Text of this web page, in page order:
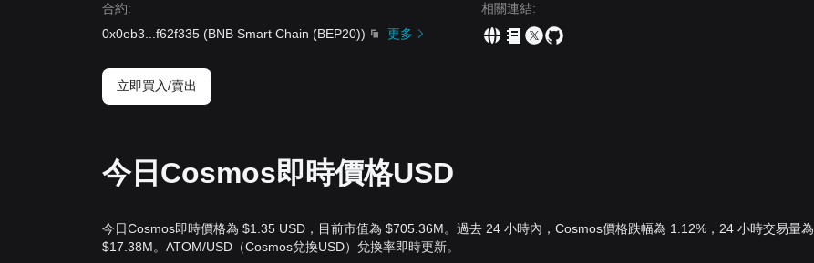
合約:
0x0eb3
f62f335 (BNB Smart Chain (BEP20)) 更多
相關連結:
立即買入/賣出
今日Cosmos即時價格USD
今日Cosmos即時價格為 $1.35 USD，目前市值為 $705.36M。過去 24 小時內，Cosmos價格跌幅為 1.12%，24 小時交易量為
$17.38M。ATOM/USD（Cosmos兌換USD）兌換率即時更新。